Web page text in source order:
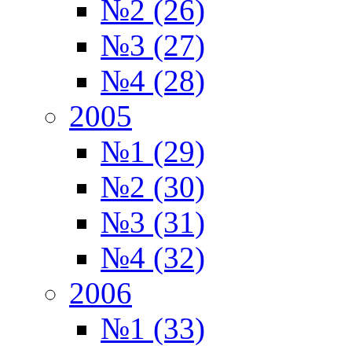
№2 (26)
№3 (27)
№4 (28)
2005
№1 (29)
№2 (30)
№3 (31)
№4 (32)
2006
№1 (33)